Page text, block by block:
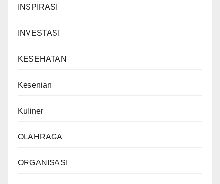
INSPIRASI
INVESTASI
KESEHATAN
Kesenian
Kuliner
OLAHRAGA
ORGANISASI